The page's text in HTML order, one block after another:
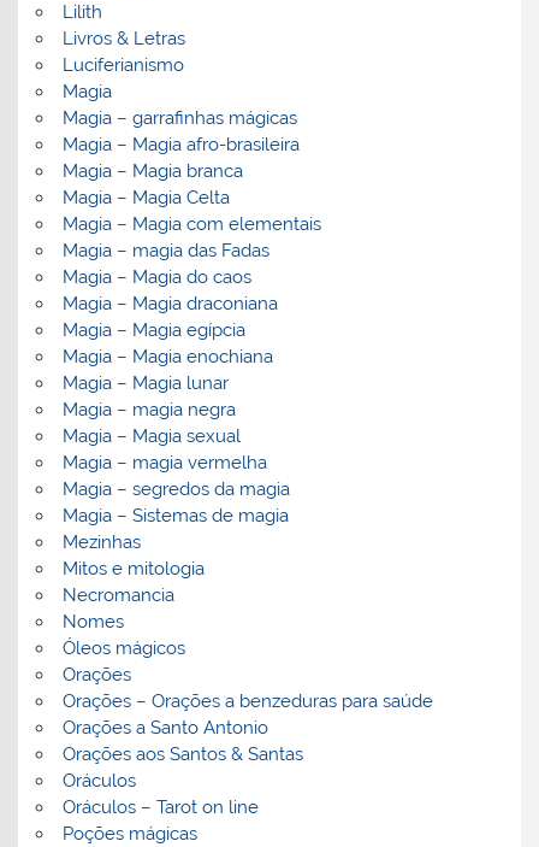
Lilith
Livros & Letras
Luciferianismo
Magia
Magia – garrafinhas mágicas
Magia – Magia afro-brasileira
Magia – Magia branca
Magia – Magia Celta
Magia – Magia com elementais
Magia – magia das Fadas
Magia – Magia do caos
Magia – Magia draconiana
Magia – Magia egípcia
Magia – Magia enochiana
Magia – Magia lunar
Magia – magia negra
Magia – Magia sexual
Magia – magia vermelha
Magia – segredos da magia
Magia – Sistemas de magia
Mezinhas
Mitos e mitologia
Necromancia
Nomes
Óleos mágicos
Orações
Orações – Orações a benzeduras para saúde
Orações a Santo Antonio
Orações aos Santos & Santas
Oráculos
Oráculos – Tarot on line
Poções mágicas